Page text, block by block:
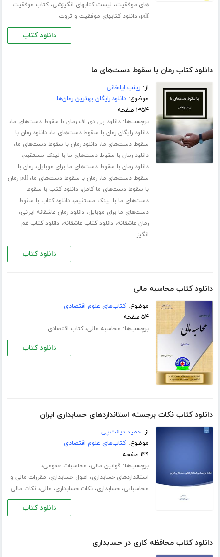
های موفقیت، لیست کتابهای انگیزشی،کتاب موفقیت
pdf،دانلود کتابهای موفقیت و ثروت
دانلود کتاب
دانلود کتاب رمان با سقوط دست‌های ما
از:زینب ایلخانی
موضوع:دانلود رایگان بهترین رمان‌ها
۱۳۵۴ صفحه
برچسب‌ها:دانلود پی دی اف رمان با سقوط دست‌های ما،
دانلود رایگان رمان با سقوط دست‌های ما،دانلود رمان با
سقوط دست‌های ما،دانلود رمان با سقوط دست‌های ما،
دانلود رمان با سقوط دست‌های ما با لینک مستقیم،
دانلود رمان با سقوط دست‌های ما برای موبایل،رمان با
سقوط دست‌های ما،رمان با سقوط دست‌های ما،
pdf رمان
با سقوط دست‌های ما کامل،دانلود کتاب با سقوط
دست‌های ما با لینک مستقیم،دانلود کتاب با سقوط
دست‌های ما برای موبایل،دانلود رمان عاشقانه ایرانی،
رمان عاشقانه،دانلود کتاب عاشقانه،دانلود کتاب غم
انگیز
دانلود کتاب
دانلود کتاب محاسبه مالی
موضوع:کتاب‌های علوم اقتصادی
۵۴ صفحه
برچسب‌ها: محاسبه مالی،کتاب اقتصادی
دانلود کتاب
دانلود کتاب نکات برجسته استانداردهای حسابداری ایران
از:حمید دیانت پی
موضوع:کتاب‌های علوم اقتصادی
۱۴۹ صفحه
برچسب‌ها: قوانین مالی، محاسبات عمومی،
استانداردهای حسابداری، اصول حسابداری، مقررات مالی و
محاسباتی،حسابداری،نکات حسابداری، مالی،نکات مالی
دانلود کتاب
دانلود کتاب محافظه کاری در حسابداری